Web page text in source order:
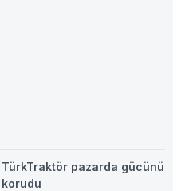
TürkTraktör pazarda gücünü
korudu